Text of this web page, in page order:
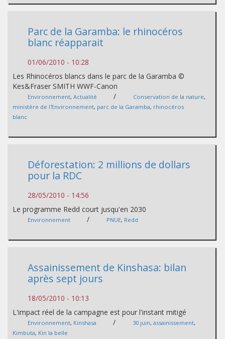
Parc de la Garamba: le rhinocéros
blanc réapparait
01/06/2010 - 10:28
Les Rhinocéros blancs dans le parc de la Garamba ©
Kes&Fraser SMITH WWF-Canon
Environnement, Actualité / Conservation de la nature,
ministère de l'Environnement, parc de la Garamba, rhinocéros
blanc
Déforestation: 2 millions de dollars
pour la RDC
28/05/2010 - 14:56
Le programme Redd court jusqu'en 2030
Environnement / PNUE, Redd
Assainissement de Kinshasa: bilan
après sept jours
18/05/2010 - 10:13
L'impact réel de la campagne est pour l'instant mitigé
Environnement, Kinshasa / 30 juin, assainissement,
Kimbuta, Kin la belle